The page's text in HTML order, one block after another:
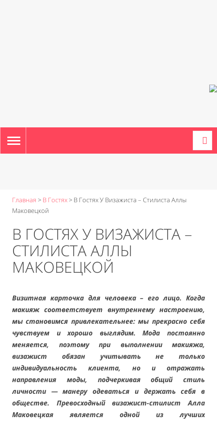
TOGGLE
NAVIGATION
Главная > В Гостях> В Гостях У Визажиста – Cтилиста Аллы
Маковецкой
В ГОСТЯХ У ВИЗАЖИСТА –
CТИЛИСТА АЛЛЫ
МАКОВЕЦКОЙ
Визитная карточка для человека – его лицо. Когда
макияж соответствует внутреннему настроению,
мы становимся привлекательнее: мы прекрасно себя
чувствуем и хорошо выглядим. Мода постоянно
меняется, поэтому при выполнении макияжа,
визажист обязан учитывать не только
индивидуальность клиента, но и отражать
направления моды, подчеркивая общий стиль
личности — манеру одеваться и держать себя в
обществе. Превосходный визажист-стилист Алла
Маковецкая является одной из лучших